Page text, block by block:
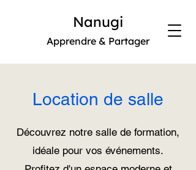
Nanugi
Apprendre & Partager
Location de salle
Découvrez notre salle de formation,
idéale pour vos événements.